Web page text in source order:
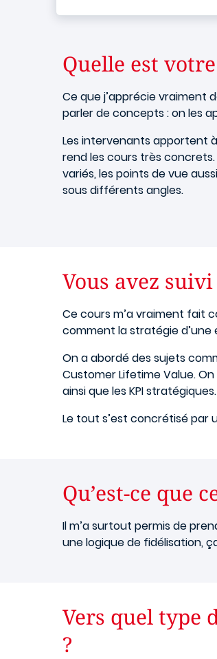
Quelle est
Ce que j’apprécie vraiment
parler de concepts : on les
Les intervenants apportent
rend les cours très concrets.
variés, les points de vue
sous différents angles.
Vous avez
Ce cours m’a vraiment fait
comment la stratégie
On a abordé des sujets
Customer Lifetime Value.
ainsi que les KPI stratégiques.
Le tout s’est concrétisé par
Qu’est-ce que
Il m’a surtout permis de
une logique de fidélisation,
Vers quel type
?